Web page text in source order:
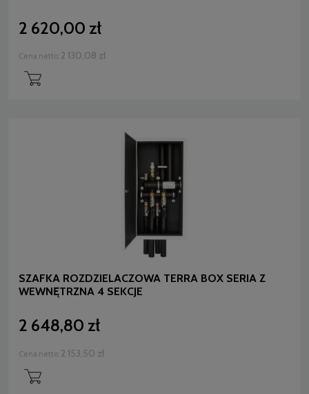
2 620,00 zł
Cena netto: 2 130,08 zł
SZAFKA ROZDZIELACZOWA TERRA BOX SERIA Z
WEWNĘTRZNA 4 SEKCJE
2 648,80 zł
Cena netto: 2 153,50 zł